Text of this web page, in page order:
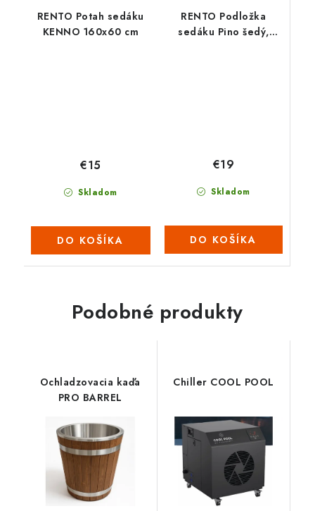
RENTO Potah sedáku
KENNO 160x60 cm
Skladom
€15
DO KOŠÍKA
RENTO Podložka
sedáku Pino šedý,
Skladom
€19
DO KOŠÍKA
Podobné produkty
Ochladzovacia kaďa
PRO BARREL
Chiller COOL POOL